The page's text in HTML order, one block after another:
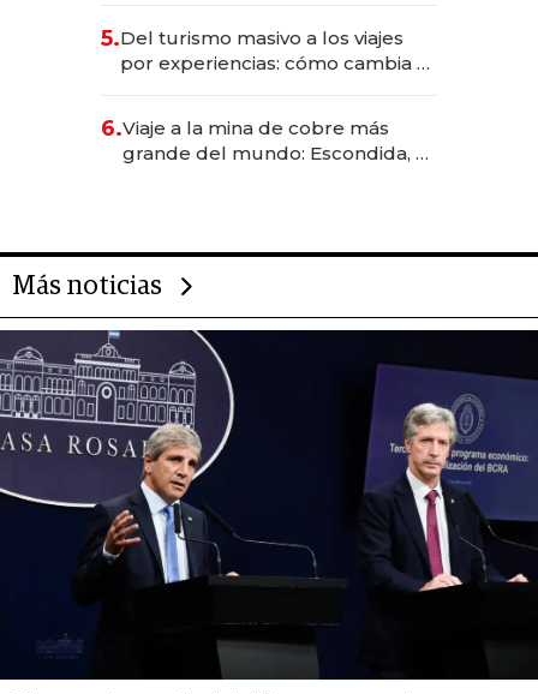
transformadoras
5.Del turismo masivo a los viajes
por experiencias: cómo cambia el
6.Viaje a la mina de cobre más
grande del mundo: Escondida, el
Más noticias